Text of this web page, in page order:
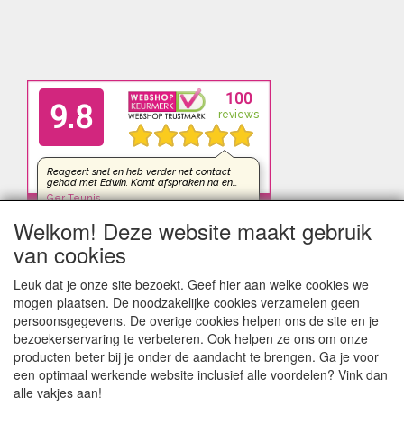
Welkom! Deze website maakt gebruik
van cookies
Leuk dat je onze site bezoekt. Geef hier aan welke cookies we
mogen plaatsen. De noodzakelijke cookies verzamelen geen
persoonsgegevens. De overige cookies helpen ons de site en je
bezoekerservaring te verbeteren. Ook helpen ze ons om onze
producten beter bij je onder de aandacht te brengen. Ga je voor
een optimaal werkende website inclusief alle voordelen? Vink dan
alle vakjes aan!